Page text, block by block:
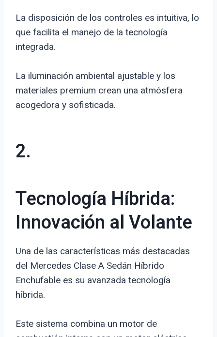
La disposición de los controles es intuitiva, lo
que facilita el manejo de la tecnología
integrada.
La iluminación ambiental ajustable y los
materiales premium crean una atmósfera
acogedora y sofisticada.
2.
Tecnología Híbrida:
Innovación al Volante
Una de las características más destacadas
del Mercedes Clase A Sedán Híbrido
Enchufable es su avanzada tecnología
híbrida.
Este sistema combina un motor de